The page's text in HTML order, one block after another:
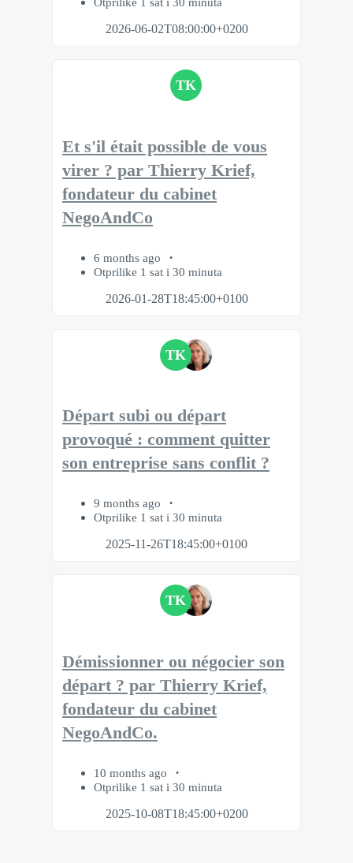
2026-06-02T08:00:00+0200
TK
Et s'il était possible de vous
virer ? par Thierry Krief,
fondateur du cabinet
NegoAndCo
6 months ago
Otprilike 1 sat i 30 minuta
2026-01-28T18:45:00+0100
TK
Départ subi ou départ
provoqué : comment quitter
son entreprise sans conflit ?
9 months ago
Otprilike 1 sat i 30 minuta
2025-11-26T18:45:00+0100
TK
Démissionner ou négocier son
départ ? par Thierry Krief,
fondateur du cabinet
NegoAndCo.
10 months ago
Otprilike 1 sat i 30 minuta
2025-10-08T18:45:00+0200